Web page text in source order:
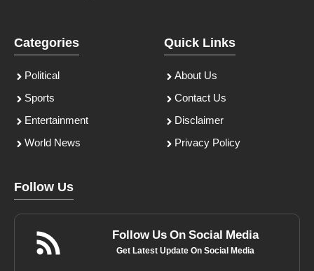
Categories
Political
Sports
Entertainment
World News
Quick Links
About Us
Contact Us
Disclaimer
Privacy Policy
Follow Us
Follow Us On Social Media
Get Latest Update On Social Media